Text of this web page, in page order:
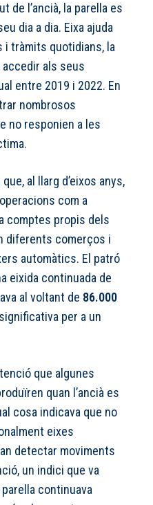
de l’ancià, la parella es
dia a dia. Eixa ajuda
i tràmits quotidians, la
als seus
entre 2019 i 2022. En
nombrosos
no responien a les
al llarg d’eixos anys,
com a
comptes propis dels
diferents comerços i
automàtics. El patró
eixida continuada de
al voltant de 86.000
per a un
que algunes
quan l’ancià es
cosa indicava que no
eixes
detectar moviments
un indici que va
continuava